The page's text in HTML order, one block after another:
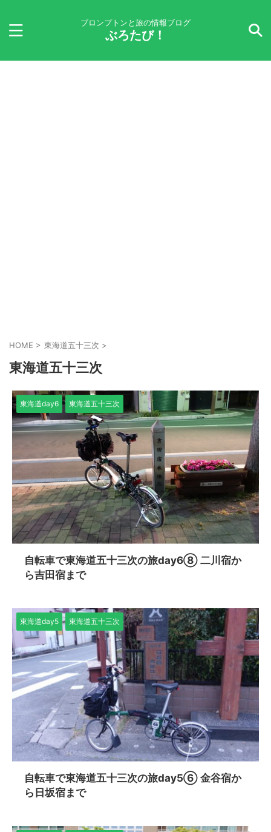
ブロンプトンと旅の情報ブログ
ぶろたび！
HOME > 東海道五十三次 >
東海道五十三次
東海道day6 東海道五十三次
自転車で東海道五十三次の旅day6⑧ 二川宿か
ら吉田宿まで
東海道day5 東海道五十三次
自転車で東海道五十三次の旅day5⑥ 金谷宿か
ら日坂宿まで